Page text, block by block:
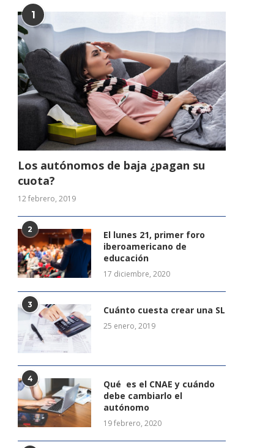
1
Los autónomos de baja ¿pagan su
cuota?
12 febrero, 2019
2
El lunes 21, primer foro
iberoamericano de
educación
17 diciembre, 2020
3 Cuánto cuesta crear una SL
25 enero, 2019
4
Qué es el CNAE y cuándo
debe cambiarlo el
autónomo
19 febrero, 2020